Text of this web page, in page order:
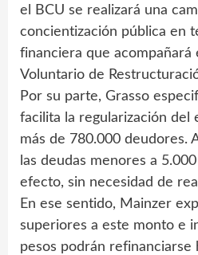
el BCU se realizará una
concientización pública en
financiera que acompañará
Voluntario de
Por su parte, Grasso
facilita la regularización del
más de 780.000 deudores.
las deudas menores a
efecto, sin necesidad de
En ese sentido, Mainzer
superiores a este monto e
pesos podrán refinanciarse